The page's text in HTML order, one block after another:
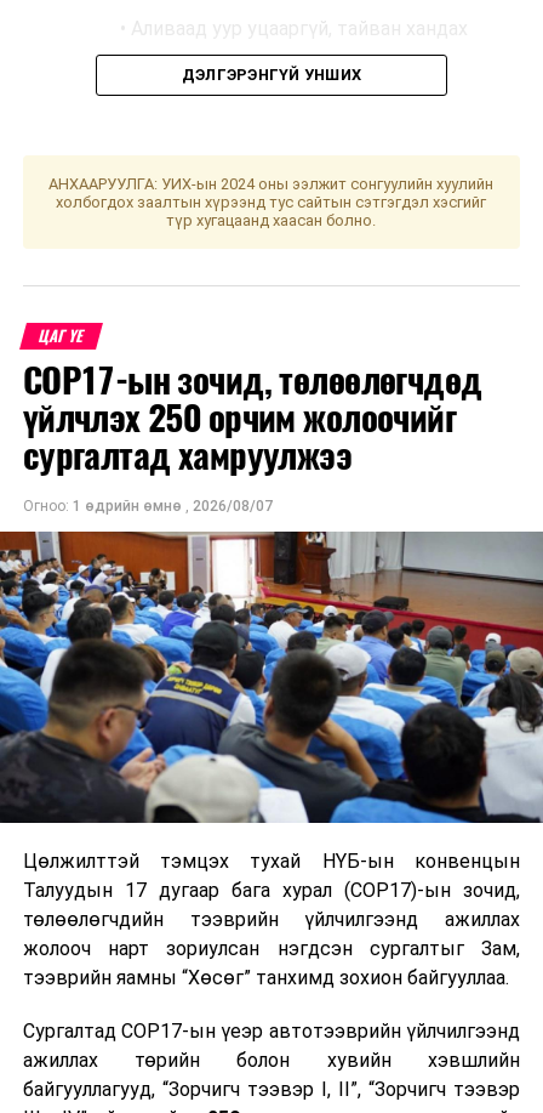
• Аливаад уур уцааргүй, тайван хандах
• Бие биендээ урам өгөх
• Хэт их мэдээллээс зайлсхийх
• Сэтгэл санаа зовоосон, таагүй бодол,
мэдрэмжээ бусадтай хуваалцах
• Гэр бүл, найз нөхөд, ойр дотны хүмүүстэй
• Стресс тайлах энгийн аргаар (йог,
амьсгалын дасгал, ууланд алхах..,) сэтгэл
санаагаа тайван байлгах
• Өөртөө илүү их анхаарал тавих (шинэ дүр
төрх бүрдүүлэх..,)
• Зөв хооллох, дасгал хөдөлгөөн хийх, эрт
унтах
• Архи, тамхи хэрэглэхгүй байх
• Шаардлагатай тохиолдолд 1800-2000
утсаар сэтгэлзүйн зөвлөгөө авах...
УНШСАН:
Авлигатай тэмцэх газрын хамт олон Хүүхдийн төв
сувилалд нярайн шарлагын аппарат хандивлав
ӨМНӨХ МЭДЭЭ
ДЭЛГЭРЭНГҮЙ УНШИХ
АНХААРУУЛГА: УИХ-ын 2024 оны ээлжит сонгуулийн хуулийн
холбогдох заалтын хүрээнд тус сайтын сэтгэгдэл хэсгийг
түр хугацаанд хаасан болно.
ЦАГ ҮЕ
COP17-ын зочид, төлөөлөгчдөд
үйлчлэх 250 орчим жолоочийг
сургалтад хамруулжээ
Огноо: 1 өдрийн өмнө , 2026/08/07
Цөлжилттэй тэмцэх тухай НҮБ-ын конвенцын
Талуудын 17 дугаар бага хурал (COP17)-ын зочид,
төлөөлөгчдийн тээврийн үйлчилгээнд ажиллах
жолооч нарт зориулсан нэгдсэн сургалтыг Зам,
тээврийн яамны “Хөсөг” танхимд зохион байгууллаа.
Сургалтад COP17-ын үеэр автотээврийн үйлчилгээнд
ажиллах төрийн болон хувийн хэвшлийн
байгууллагууд, “Зорчигч тээвэр I, II”, “Зорчигч тээвэр